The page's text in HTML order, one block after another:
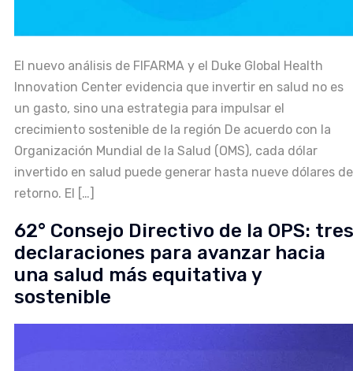
El nuevo análisis de FIFARMA y el Duke Global Health
Innovation Center evidencia que invertir en salud no es
un gasto, sino una estrategia para impulsar el
crecimiento sostenible de la región De acuerdo con la
Organización Mundial de la Salud (OMS), cada dólar
invertido en salud puede generar hasta nueve dólares de
retorno. El […]
62° Consejo Directivo de la OPS: tres
declaraciones para avanzar hacia
una salud más equitativa y
sostenible